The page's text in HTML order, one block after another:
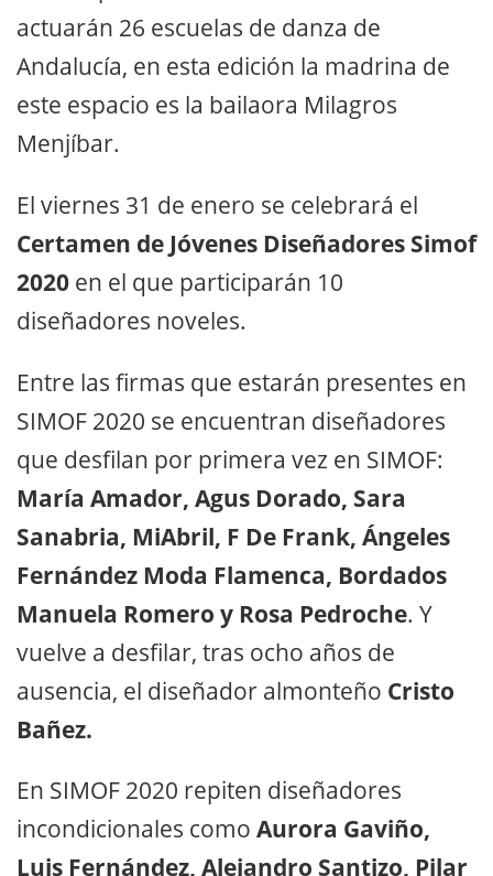
actuarán 26 escuelas de danza de
Andalucía, en esta edición la madrina de
este espacio es la bailaora Milagros
Menjíbar.
El viernes 31 de enero se celebrará el
Certamen de Jóvenes Diseñadores Simof
2020 en el que participarán 10
diseñadores noveles.
Entre las firmas que estarán presentes en
SIMOF 2020 se encuentran diseñadores
que desfilan por primera vez en SIMOF:
María Amador, Agus Dorado, Sara
Sanabria, MiAbril, F De Frank, Ángeles
Fernández Moda Flamenca, Bordados
Manuela Romero y Rosa Pedroche. Y
vuelve a desfilar, tras ocho años de
ausencia, el diseñador almonteño Cristo
Bañez.
En SIMOF 2020 repiten diseñadores
incondicionales como Aurora Gaviño,
Luis Fernández, Alejandro Santizo, Pilar